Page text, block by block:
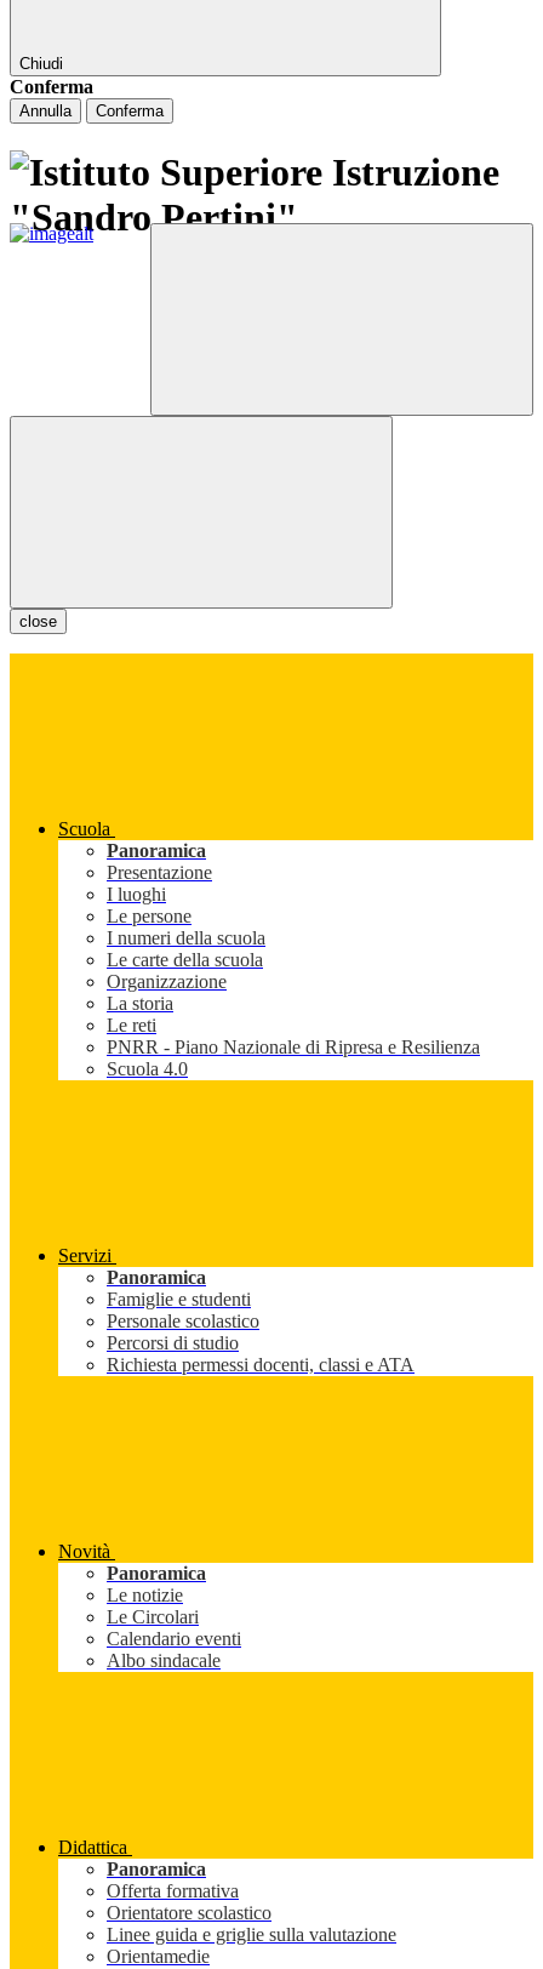
Chiudi
Conferma
Annulla Conferma
close
Scuola
Panoramica
Presentazione
I luoghi
Le persone
I numeri della scuola
Le carte della scuola
Organizzazione
La storia
Le reti
PNRR - Piano Nazionale di Ripresa e Resilienza
Scuola 4.0
Servizi
Panoramica
Famiglie e studenti
Personale scolastico
Percorsi di studio
Richiesta permessi docenti, classi e ATA
Novità
Panoramica
Le notizie
Le Circolari
Calendario eventi
Albo sindacale
Didattica
Panoramica
Offerta formativa
Orientatore scolastico
Linee guida e griglie sulla valutazione
Orientamedie